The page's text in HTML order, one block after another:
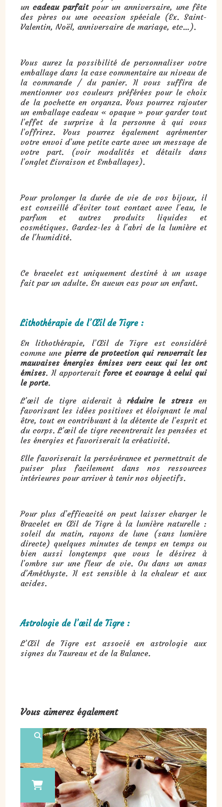
uncadeau parfaitpour un anniversaire, une fête
des pères ou une occasion spéciale (Ex. Saint-
Valentin, Noël, anniversaire de mariage, etc…).
Vous aurez la possibilité de personnaliser votre
emballage dans la case commentaire au niveau de
la commande / du panier. Il vous suffira de
mentionner vos couleurs préférées pour le choix
de la pochette en organza. Vous pourrez rajouter
un emballage cadeau « opaque » pour garder tout
l’effet de surprise à la personne à qui vous
l’offrirez. Vous pourrez également agrémenter
votre envoi d’une petite carte avec un message de
votre part. (voir modalités et détails dans
l’onglet Livraison et Emballages).
Pour prolonger la durée de vie de vos bijoux, il
est conseillé d’éviter tout contact avec l’eau, le
parfum et autres produits liquides et
cosmétiques. Gardez-les à l'abri de la lumière et
de l'humidité.
Ce bracelet est uniquement destiné à un usage
fait par un adulte. En aucun cas pour un enfant.
Lithothérapie de l’Œil de Tigre :
En lithothérapie, l’Œil de Tigre est considéré
comme une pierre de protection qui renverrait les
mauvaises énergies émises vers ceux qui les ont
émises. Il apporterait force et courage à celui qui
le porte.
L’œil de tigre aiderait àréduire le stressen
favorisant les idées positives et éloignant le mal
être, tout en contribuant à la détente de l’esprit et
du corps. L’œil de tigre recentrerait les pensées et
les énergies et favoriserait la créativité.
Elle favoriserait la persévérance et permettrait de
puiser plus facilement dans nos ressources
intérieures pour arriver à tenir nos objectifs.
Pour plus d’efficacité on peut laisser charger le
Bracelet en Œil de Tigre à la lumière naturelle :
soleil du matin, rayons de lune (sans lumière
directe) quelques minutes de temps en temps ou
bien aussi longtemps que vous le désirez à
l’ombre sur une fleur de vie. Ou dans un amas
d’Améthyste. Il est sensible à la chaleur et aux
acides.
Astrologie de l’œil de Tigre :
L’Œil de Tigre est associé en astrologie aux
signes du Taureau et de la Balance.
Vous aimerez également